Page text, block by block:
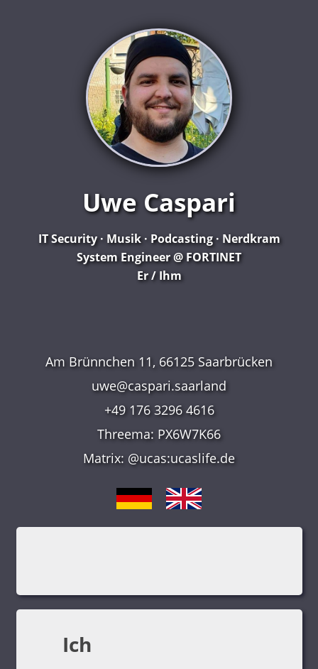
Uwe Caspari
IT Security · Musik · Podcasting · Nerdkram
System Engineer @FORTINET
Er / Ihm
Am Brünnchen 11, 66125 Saarbrücken
uwe@caspari.saarland
+49 176 3296 4616
Threema: PX6W7K66
Matrix: @ucas:ucaslife.de
Ich